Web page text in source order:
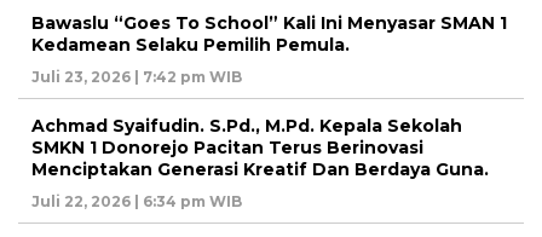
Bawaslu “Goes To School” Kali Ini Menyasar SMAN 1
Kedamean Selaku Pemilih Pemula.
Juli 23, 2026 | 7:42 pm WIB
Achmad Syaifudin. S.Pd., M.Pd. Kepala Sekolah
SMKN 1 Donorejo Pacitan Terus Berinovasi
Menciptakan Generasi Kreatif Dan Berdaya Guna.
Juli 22, 2026 | 6:34 pm WIB